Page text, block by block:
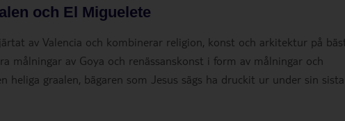
och El Miguelete
av Valencia och kombinerar religion, konst och arkitektur på
målningar av Goya och renässanskonst i form av målningar och
heliga graalen, bägaren som Jesus sägs ha druckit ur under sin sista